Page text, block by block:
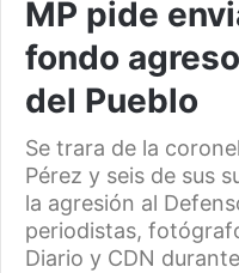
MP pide
fondo
del Pueblo
Se trara de la
Pérez y seis de sus
la agresión al
periodistas,
Diario y CDN durante